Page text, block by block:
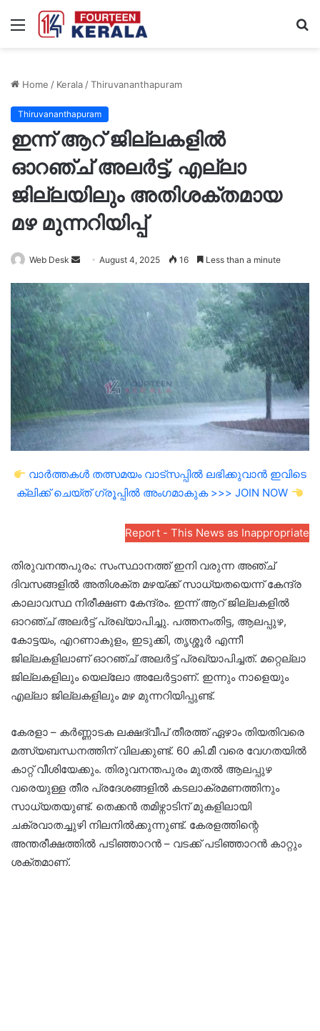
Menu
Home / Kerala/Thiruvananthapuram
Thiruvananthapuram
ഇന്ന് ആറ് ജില്ലകളിൽ
ഓറഞ്ച് അലർട്ട്, എല്ലാ
ജില്ലയിലും അതിശക്തമായ
മഴ മുന്നറിയിപ്പ്
Web Desk
Send
email
August 4, 2025 16 Less than a minute
വാർത്തകൾ തത്സമയം വാട്സപ്പിൽ ലഭിക്കുവാൻ ഇവിടെ
ക്ലിക്ക് ചെയ്ത് ഗ്രൂപ്പിൽ അംഗമാകുക >>> JOIN NOW
Report - This News as Inappropriate
തിരുവനന്തപുരം: സംസ്ഥാനത്ത് ഇനി വരുന്ന അഞ്ച്
ദിവസങ്ങളിൽ അതിശക്ത മഴയ്ക്ക് സാധ്യതയെന്ന് കേന്ദ്ര
കാലാവസ്ഥ നിരീക്ഷണ കേന്ദ്രം. ഇന്ന് ആറ് ജില്ലകളിൽ
ഓറഞ്ച് അലർട്ട് പ്രഖ്യാപിച്ചു. പത്തനംതിട്ട, ആലപ്പുഴ,
കോട്ടയം, എറണാകുളം, ഇടുക്കി, തൃശ്ശൂർ എന്നീ
ജില്ലകളിലാണ് ഓറഞ്ച് അലർട്ട് പ്രഖ്യാപിച്ചത്. മറ്റെല്ലാ
ജില്ലകളിലും യെല്ലോ അലേർട്ടാണ്. ഇന്നും നാളെയും
എല്ലാ ജില്ലകളിലും മഴ മുന്നറിയിപ്പുണ്ട്.
കേരളാ – കർണ്ണാടക ലക്ഷദ്വീപ് തീരത്ത് ഏഴാം തിയതിവരെ
മത്സ്യബന്ധനത്തിന് വിലക്കുണ്ട്. 60 കി.മീ വരെ വേഗതയിൽ
കാറ്റ് വീശിയേക്കും. തിരുവനന്തപുരം മുതൽ ആലപ്പുഴ
വരെയുള്ള തീര പ്രദേശങ്ങളിൽ കടലാക്രമണത്തിനും
സാധ്യതയുണ്ട്. തെക്കൻ തമിഴ്നാടിന് മുകളിലായി
ചക്രവാതച്ചുഴി നിലനിൽക്കുന്നുണ്ട്. കേരളത്തിന്റെ
അന്തരീക്ഷത്തിൽ പടിഞ്ഞാറൻ – വടക്ക് പടിഞ്ഞാറൻ കാറ്റും
ശക്തമാണ്.